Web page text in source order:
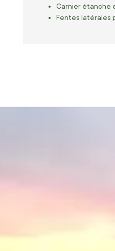
Carnier étanche
Fentes latérales